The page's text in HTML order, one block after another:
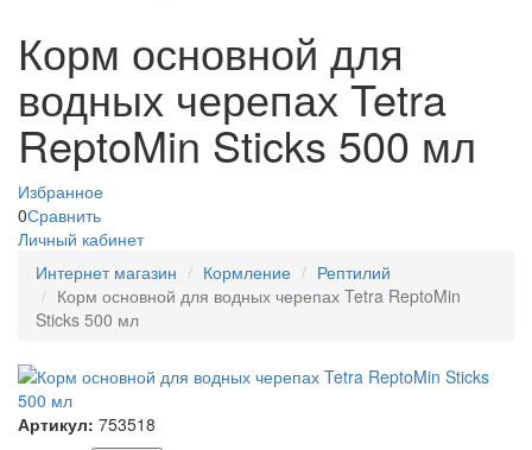
Корм основной для
водных черепах Tetra
ReptoMin Sticks 500 мл
Избранное
0Сравнить
Личный кабинет
Интернет магазин
Кормление
Рептилий
Корм основной для водных черепах Tetra ReptoMin
Sticks 500 мл
Артикул: 753518